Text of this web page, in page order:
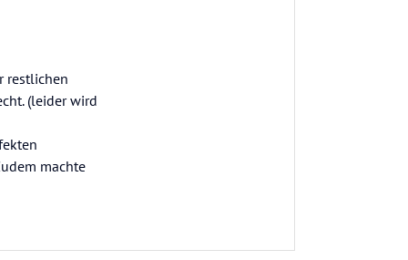
restlichen
(leider wird
machte